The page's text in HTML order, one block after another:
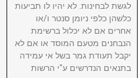
לגשת לבחינות. לא יהיו לו תביעות
כלשהן כלפי ניומן סנטר ו/או
אחרים אם לא יכלול ברשימת
הנבחנים מטעם המוסד או אם לא
יקבל תעודת גמר בשל אי עמידה
בתנאים הנדרשים ע"י הרשות